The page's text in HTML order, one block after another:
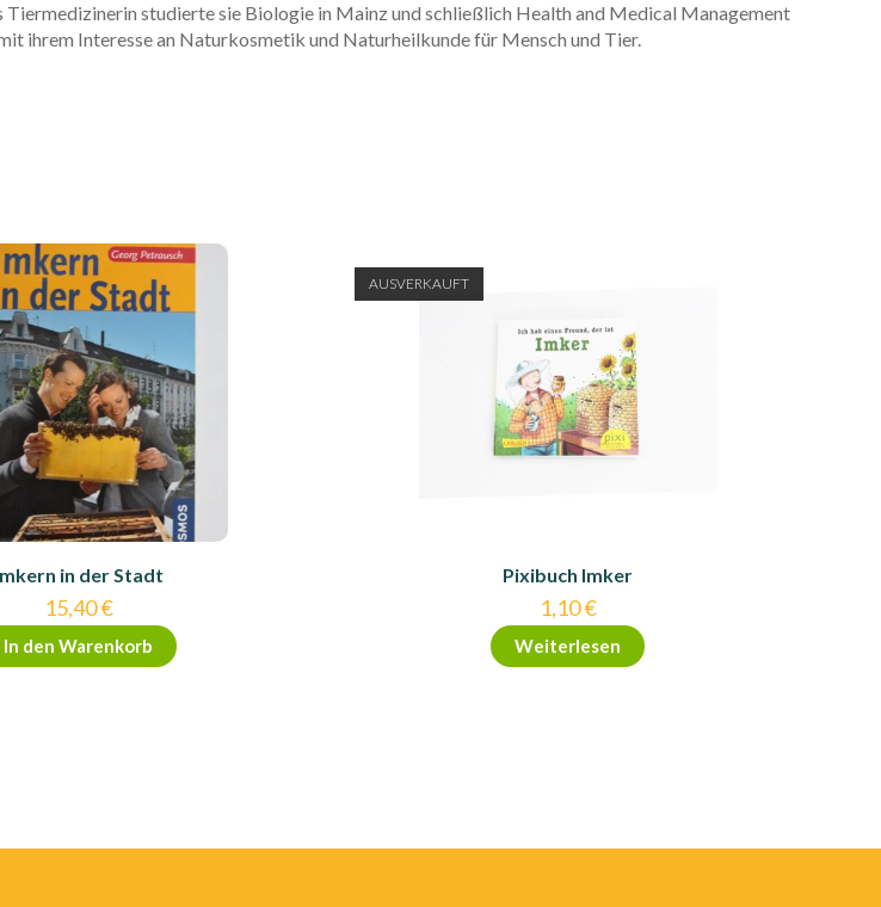
studierte sie Biologie in Mainz und schließlich Health and Medical Management
ihrem Interesse an Naturkosmetik und Naturheilkunde für Mensch und Tier.
in der Stadt
15,40€
In den Warenkorb
AUSVERKAUFT
Pixibuch Imker
1,10€
Weiterlesen